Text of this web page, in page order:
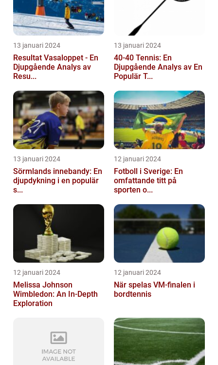
13 januari 2024
Resultat Vasaloppet - En
Djupgående Analys av
Resu...
13 januari 2024
40-40 Tennis: En
Djupgående Analys av En
Populär T...
13 januari 2024
Sörmlands innebandy: En
djupdykning i en populär
s...
12 januari 2024
Fotboll i Sverige: En
omfattande titt på
sporten o...
12 januari 2024
Melissa Johnson
Wimbledon: An In-Depth
Exploration
12 januari 2024
När spelas VM-finalen i
bordtennis